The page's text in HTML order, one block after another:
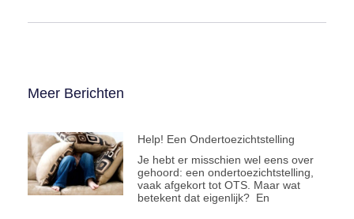
Meer Berichten
Help! Een Ondertoezichtstelling
Je hebt er misschien wel eens over
gehoord: een ondertoezichtstelling,
vaak afgekort tot OTS. Maar wat
betekent dat eigenlijk? En